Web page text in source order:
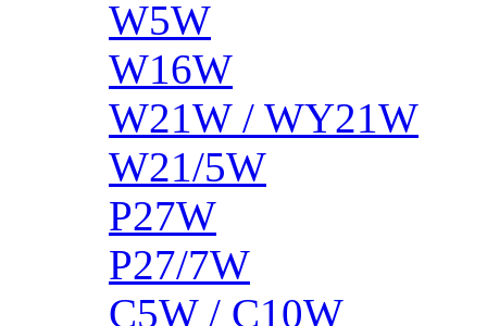
W5W
W16W
W21W / WY21W
W21/5W
P27W
P27/7W
C5W / C10W